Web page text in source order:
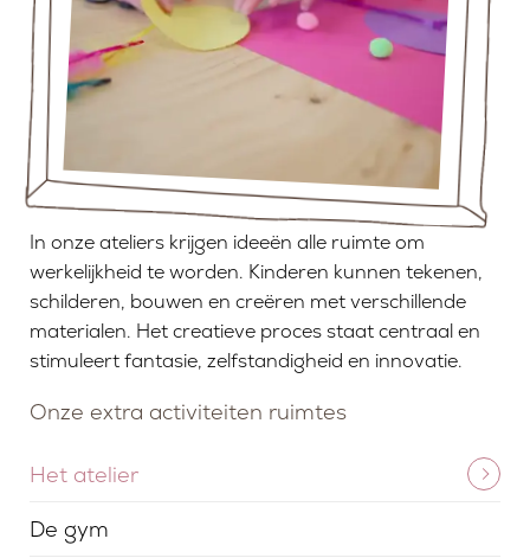
In onze ateliers krijgen ideeën alle ruimte om
werkelijkheid te worden. Kinderen kunnen tekenen,
schilderen, bouwen en creëren met verschillende
materialen. Het creatieve proces staat centraal en
stimuleert fantasie, zelfstandigheid en innovatie.
Onze extra activiteiten ruimtes
Het atelier
De gym